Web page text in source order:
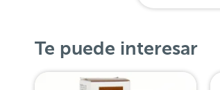
Te puede interesar